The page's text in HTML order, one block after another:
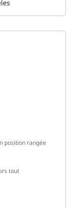
position rangée
tout